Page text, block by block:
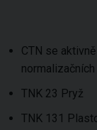
CTN se
TNK 23 Pryž
TNK 131